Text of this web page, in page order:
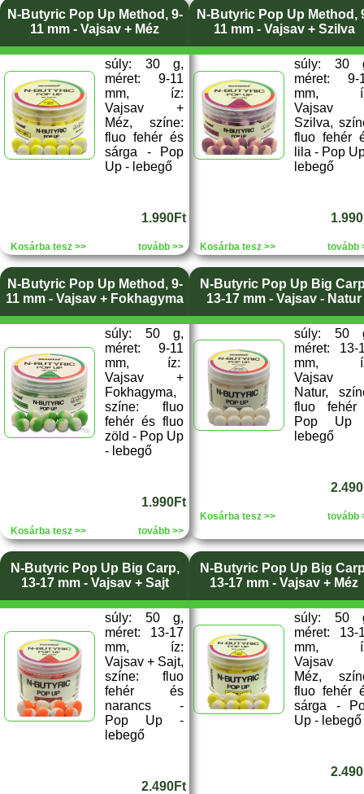
N-Butyric Pop Up Method, 9-
11 mm - Vajsav + Méz
súly: 30 g,
méret: 9-11
mm, íz:
Vajsav +
Méz, színe:
fluo fehér és
sárga - Pop
Up - lebegő
1.990Ft
Kosárba tesz >> tovább >>
N-Butyric Pop Up Method,
11 mm - Vajsav + Szilva
súly: 30
méret: 9-
mm,
Vajsav
Szilva,
fluo fehér
lila - Pop
lebegő
Kosárba tesz >> tovább
N-Butyric Pop Up Method, 9-
11 mm - Vajsav + Fokhagyma
súly: 50 g,
méret: 9-11
mm, íz:
Vajsav +
Fokhagyma,
színe: fluo
fehér és fluo
zöld - Pop Up
- lebegő
1.990Ft
Kosárba tesz >> tovább >>
N-Butyric Pop Up Big
13-17 mm - Vajsav - Natur
súly: 50
méret: 13-
mm,
Vajsav
Natur,
fluo
Pop Up
lebegő
Kosárba tesz >> tovább
N-Butyric Pop Up Big Carp,
13-17 mm - Vajsav + Sajt
súly: 50 g,
méret: 13-17
mm, íz:
Vajsav + Sajt,
színe: fluo
fehér és
narancs -
Pop Up -
lebegő
2.490Ft
N-Butyric Pop Up Big
13-17 mm - Vajsav + Méz
súly: 50
méret: 13-
mm,
Vajsav
Méz,
fluo fehér
sárga -
Up - lebegő